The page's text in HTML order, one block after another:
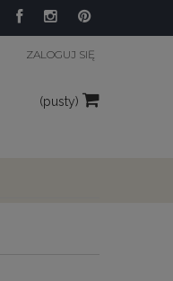
ZALOGUJ SIĘ
(pusty)